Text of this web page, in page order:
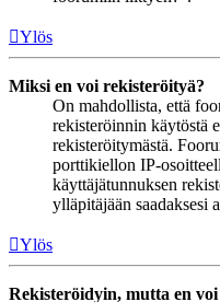
Ylös
Miksi en voi rekisteröityä?
On mahdollista, että
rekisteröinnin käytöstä
rekisteröitymästä.
porttikiellon IP-
käyttäjätunnuksen
ylläpitäjään saadaksesi
Ylös
Rekisteröidyin, mutta en